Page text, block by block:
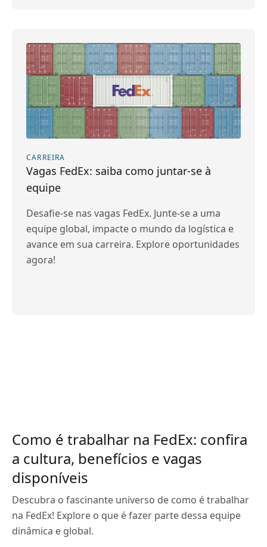
CARREIRA
Vagas FedEx: saiba como juntar-se à
equipe
Desafie-se nas vagas FedEx. Junte-se a uma
equipe global, impacte o mundo da logística e
avance em sua carreira. Explore oportunidades
agora!
Como é trabalhar na FedEx: confira
a cultura, benefícios e vagas
disponíveis
Descubra o fascinante universo de como é trabalhar
na FedEx! Explore o que é fazer parte dessa equipe
dinâmica e global.